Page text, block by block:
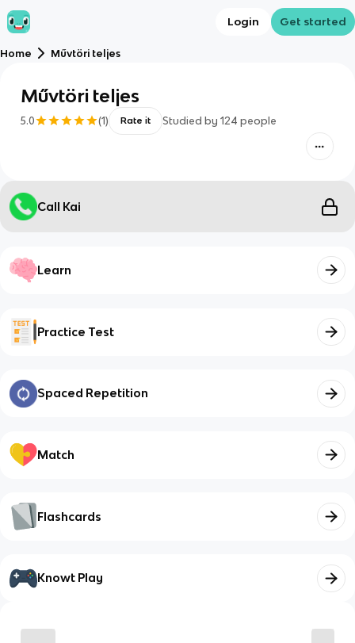
Login Get started
Home Művtöri teljes
Művtöri teljes
5.0 (1) Rate it Studied by 124 people
Call Kai
Learn
Practice Test
Spaced Repetition
Match
Flashcards
Knowt Play